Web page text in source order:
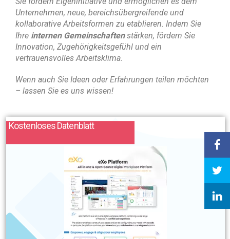
Unternehmen, neue, bereichsübergreifende und
kollaborative Arbeitsformen zu etablieren. Indem Sie
Ihre internen Gemeinschaftenstärken, fördern Sie
Innovation, Zugehörigkeitsgefühl und ein
vertrauensvolles Arbeitsklima.
Wenn auch Sie Ideen oder Erfahrungen teilen möchten
– lassen Sie es uns wissen!
Kostenloses Datenblatt